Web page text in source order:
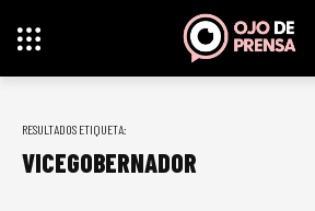
RESULTADOS ETIQUETA:
VICEGOBERNADOR